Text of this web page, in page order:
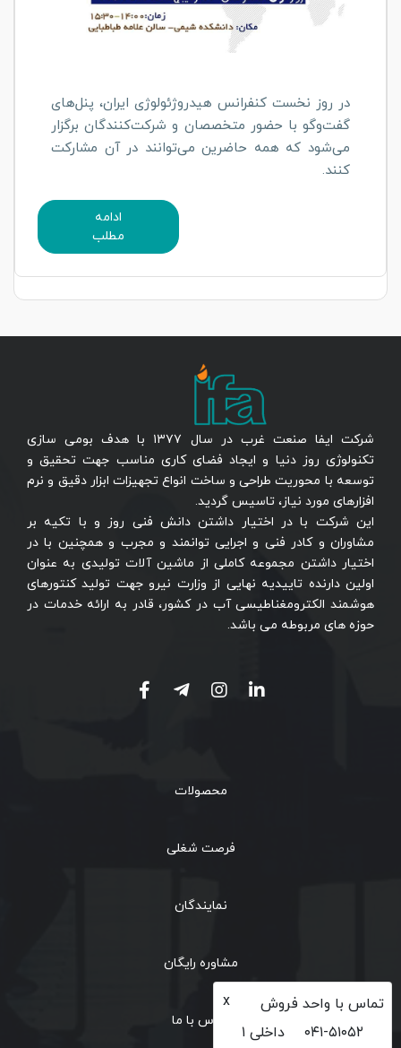
در روز نخست کنفرانس هیدروژئولوژی ایران، پنل‌های
گفت‌وگو با حضور متخصصان و شرکت‌کنندگان برگزار
می‌شود که همه حاضرین می‌توانند در آن مشارکت
کنند.
ادامه
مطلب
شرکت ایفا صنعت غرب در سال ۱۳۷۷ با هدف بومی سازی
تکنولوژی روز دنیا و ایجاد فضای کاری مناسب جهت تحقیق و
توسعه با محوریت طراحی و ساخت انواع تجهیزات ابزار دقیق و نرم
افزارهای مورد نیاز، تاسیس گردید.
این شرکت با در اختیار داشتن دانش فنی روز و با تکیه بر
مشاوران و کادر فنی و اجرایی توانمند و مجرب و همچنین با در
اختیار داشتن مجموعه کاملی از ماشین آلات تولیدی به عنوان
اولین دارنده تاییدیه نهایی از وزارت نیرو جهت تولید کنتورهای
هوشمند الکترومغناطیسی آب در کشور، قادر به ارائه خدمات در
حوزه های مربوطه می باشد.
محصولات
فرصت شغلی
نمایندگان
مشاوره رایگان
تماس با ما
x
تماس با واحد فروش
۰۴۱-۵۱۰۵۲
داخلی ۱